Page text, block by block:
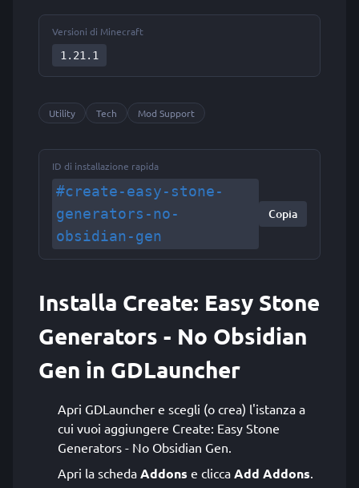
Versioni di Minecraft
1.21.1
Utility Tech Mod Support
ID di installazione rapida
#create-easy-stone-
generators-no-
obsidian-gen
Copia
Installa Create: Easy Stone
Generators - No Obsidian
Gen in GDLauncher
Apri GDLauncher e scegli (o crea) l'istanza a
cui vuoi aggiungere Create: Easy Stone
Generators - No Obsidian Gen.
Apri la scheda Addons e clicca Add Addons.